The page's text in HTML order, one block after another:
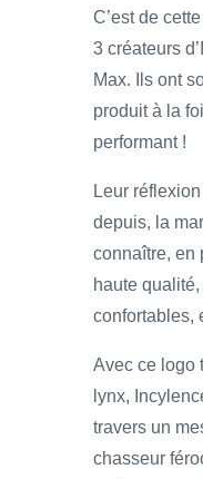
C’est de
3 créateurs
Max. Ils ont
produit à la
performant !
Leur
depuis, la
connaître, en
haute
confortables,
Avec ce logo
lynx,
travers un
chasseur